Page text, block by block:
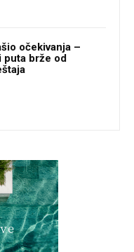
očekivanja –
puta brže od